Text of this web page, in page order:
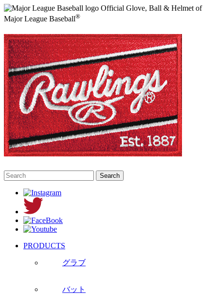
Official Glove, Ball & Helmet of
Major League Baseball®
PRODUCTS
グラブ
バット